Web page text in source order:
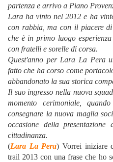
partenza e arrivo a Piano
Lara ha vinto nel 2012 e ha
con rabbia, ma con il piacere
che è in primo luogo
con fratelli e sorelle di corsa.
Quest'anno per Lara La Pera
fatto che ha corso come
abbandonato la sua storica
Il suo ingresso nella nuova
momento cerimoniale,
consegnare la nuova maglia
occasione della
cittadinanza.
(Lara La Pera) Vorrei iniziare
trail 2013 con una frase che ho